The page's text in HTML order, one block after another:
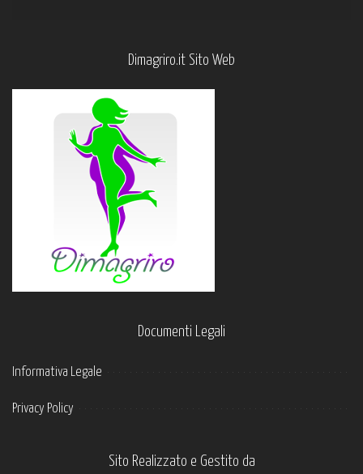
Dimagriro.it Sito Web
Documenti Legali
Informativa Legale
Privacy Policy
Sito Realizzato e Gestito da